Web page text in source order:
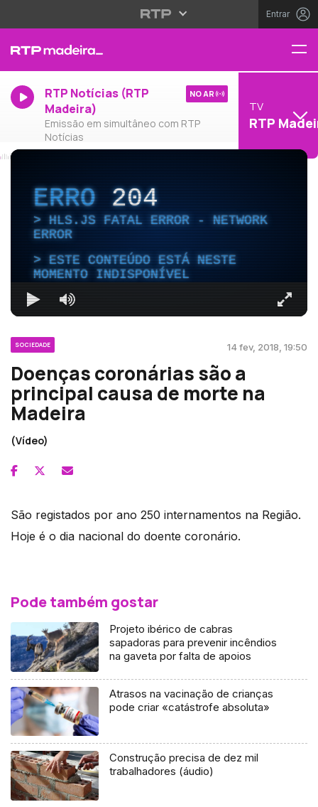
Entrar
RTP Notícias (RTP
Madeira)
Emissão em simultâneo com RTP
Notícias
NO AR
TV
RTP
ERRO204
HLS.JS FATAL ERROR - NETWORK
ERROR
ESTE CONTEÚDO ESTÁ NESTE
MOMENTO INDISPONÍVEL
SOCIEDADE 14 fev, 2018, 19:50
Doenças coronárias são a
principal causa de morte na
Madeira
(Vídeo)
São registados por ano 250 internamentos na Região.
Hoje é o dia nacional do doente coronário.
Pode também gostar
Projeto ibérico de cabras
sapadoras para prevenir incêndios
na gaveta por falta de apoios
Atrasos na vacinação de crianças
pode criar «catástrofe absoluta»
Construção precisa de dez mil
trabalhadores (áudio)